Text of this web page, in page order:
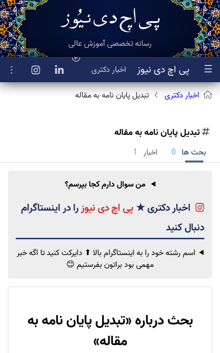
☰ پی اچ دی نیوز اخبار دکتری
رسانه تخصصی آموزش عالی
اخبار دکتری تبدیل پایان نامه به مقاله
تبدیل پایان نامه به مقاله
بحث ها 0 اخبار 1
من سوال دارم کجا بپرسم؟
اخبار دکتری★پی اچ دی نیوز
اسم رشته خود را به اینستاگرام بالا ⬆ دایرکت کنید تا اگه خبر
مهمیبود براتون بفرستیم 😊
بحث درباره «تبدیل پایان نامه به
مقاله»